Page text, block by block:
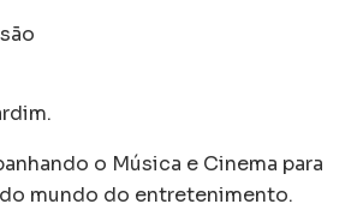
o Música e Cinema para
mundo do entretenimento.